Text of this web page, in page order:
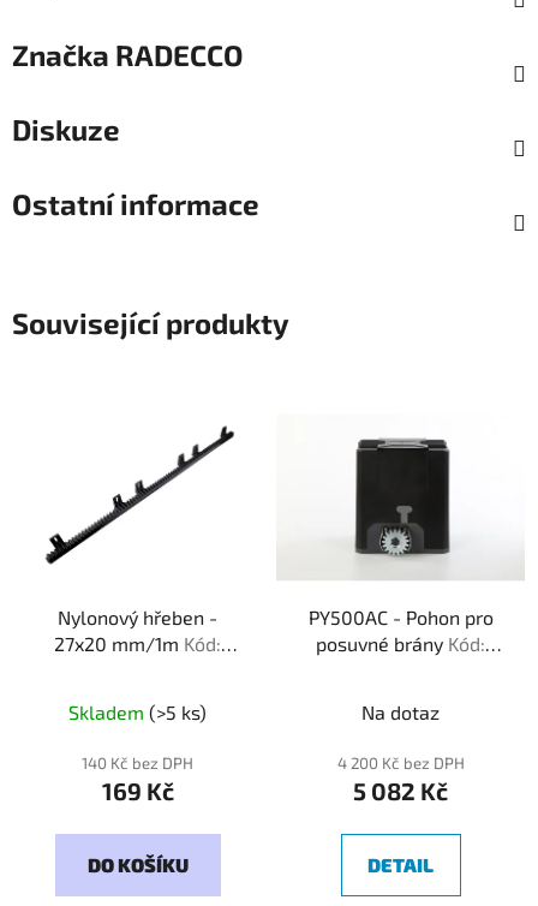
Značka RADECCO
Diskuze
Ostatní informace
Související produkty
Nylonový hřeben -
27x20 mm/1m Kód:
Skladem (>5 ks)
140 Kč bez DPH
169 Kč
DO KOŠÍKU
PY500AC - Pohon pro
posuvné brány Kód:
hodnocení
produktu
je
z
Na dotaz
4 200 Kč bez DPH
5 082 Kč
DETAIL